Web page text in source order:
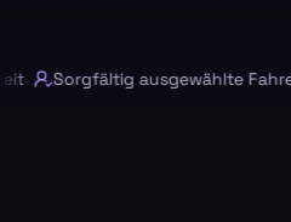
Sorgfältig ausgewählte Fahrer